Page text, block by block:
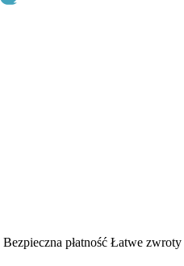
Bezpieczna płatność Łatwe zwroty